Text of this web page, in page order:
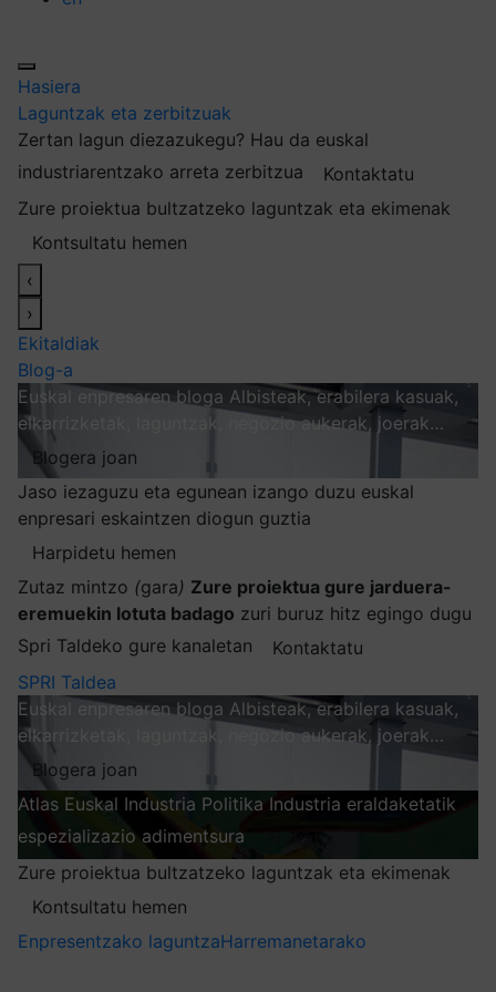
Hasiera
Laguntzak eta zerbitzuak
Zertan lagun diezazukegu? Hau da euskal
industriarentzako arreta zerbitzua
Kontaktatu
Zure proiektua bultzatzeko laguntzak eta ekimenak
Kontsultatu hemen
‹
›
Ekitaldiak
Blog-a
Euskal enpresaren bloga Albisteak, erabilera kasuak,
elkarrizketak, laguntzak, negozio aukerak, joerak…
Blogera joan
Jaso iezaguzu eta egunean izango duzu euskal
enpresari eskaintzen diogun guztia
Harpidetu hemen
Zutaz mintzo (gara) Zure proiektua gure jarduera-
eremuekin lotuta badago zuri buruz hitz egingo dugu
Spri Taldeko gure kanaletan
Kontaktatu
SPRI Taldea
Euskal enpresaren bloga Albisteak, erabilera kasuak,
elkarrizketak, laguntzak, negozio aukerak, joerak…
Blogera joan
Atlas Euskal Industria Politika Industria eraldaketatik
espezializazio adimentsura
Zure proiektua bultzatzeko laguntzak eta ekimenak
Kontsultatu hemen
Enpresentzako laguntzaHarremanetarako